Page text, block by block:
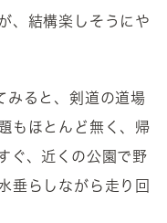
、結構楽しそうにや
みると、剣道の道場
もほとんど無く、帰
ぐ、近くの公園で野
垂らしながら走り回